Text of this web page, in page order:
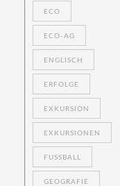
ECO
ECO-AG
ENGLISCH
ERFOLGE
EXKURSION
EXKURSIONEN
FUSSBALL
GEOGRAFIE